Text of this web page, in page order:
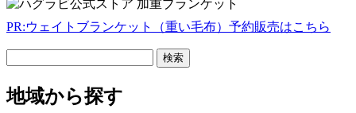
PR:ウェイトブランケット（重い毛布）予約販売はこちら
ー
検
地域から探す